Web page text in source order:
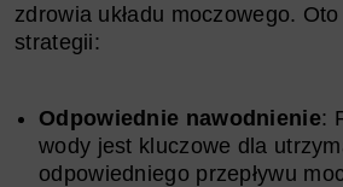
zdrowia układu moczowego.
strategii:
Odpowiednie nawodnienie:
wody jest kluczowe dla
odpowiedniego przepływu